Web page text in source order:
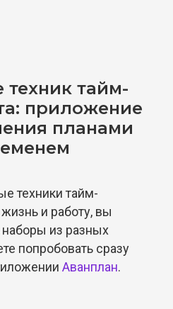
техник тайм-
приложение
планами
техники тайм-
и работу, вы
из разных
попробовать сразу
Аванплан.